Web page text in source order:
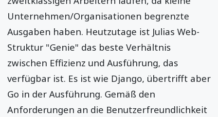
Unternehmen/Organisationen begrenzte
Ausgaben haben. Heutzutage ist Julias Web-
Struktur "Genie" das beste Verhältnis
zwischen Effizienz und Ausführung, das
verfügbar ist. Es ist wie Django, übertrifft aber
Go in der Ausführung. Gemäß den
Anforderungen an die Benutzerfreundlichkeit